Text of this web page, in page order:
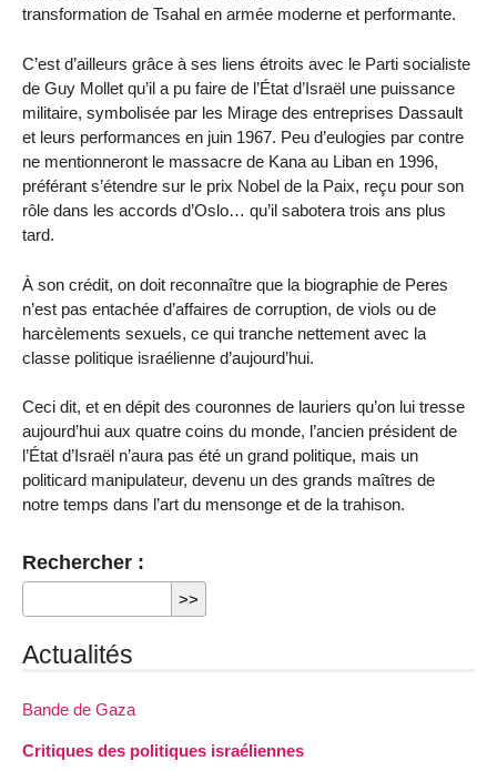
transformation de Tsahal en armée moderne et performante.
C’est d’ailleurs grâce à ses liens étroits avec le Parti socialiste
de Guy Mollet qu’il a pu faire de l’État d’Israël une puissance
militaire, symbolisée par les Mirage des entreprises Dassault
et leurs performances en juin 1967. Peu d’eulogies par contre
ne mentionneront le massacre de Kana au Liban en 1996,
préférant s’étendre sur le prix Nobel de la Paix, reçu pour son
rôle dans les accords d’Oslo… qu’il sabotera trois ans plus
tard.
À son crédit, on doit reconnaître que la biographie de Peres
n’est pas entachée d’affaires de corruption, de viols ou de
harcèlements sexuels, ce qui tranche nettement avec la
classe politique israélienne d’aujourd’hui.
Ceci dit, et en dépit des couronnes de lauriers qu’on lui tresse
aujourd’hui aux quatre coins du monde, l’ancien président de
l’État d’Israël n’aura pas été un grand politique, mais un
politicard manipulateur, devenu un des grands maîtres de
notre temps dans l’art du mensonge et de la trahison.
Rechercher :
Actualités
Bande de Gaza
Critiques des politiques israéliennes